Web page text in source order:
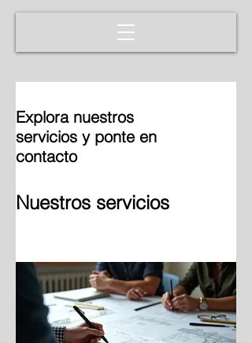
Explora nuestros
servicios y ponte en
contacto
Nuestros servicios